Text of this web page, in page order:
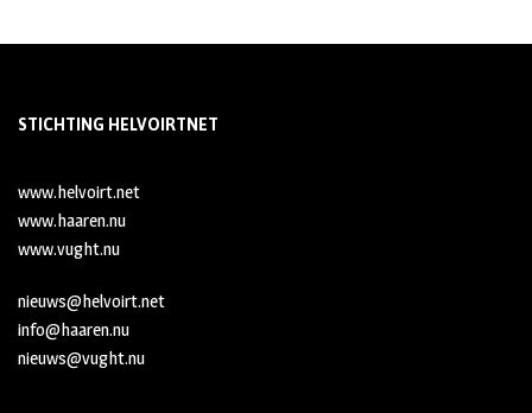
STICHTING HELVOIRTNET
www.helvoirt.net
www.haaren.nu
www.vught.nu
nieuws@helvoirt.net
info@haaren.nu
nieuws@vught.nu